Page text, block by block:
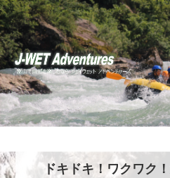
ドキドキ！ワクワク